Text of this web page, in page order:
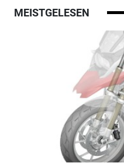
MEISTGELESEN